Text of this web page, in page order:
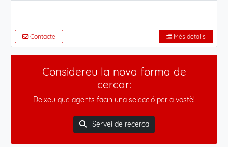
Contacte Més detalls
Considereu la nova forma de
cercar:
Deixeu que agents facin una selecció per a vostè!
Servei de recerca